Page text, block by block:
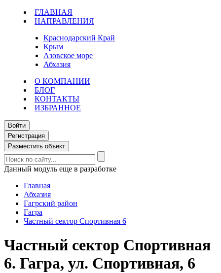
ГЛАВНАЯ
НАПРАВЛЕНИЯ
Краснодарский Край
Крым
Азовское море
Абхазия
О КОМПАНИИ
БЛОГ
КОНТАКТЫ
ИЗБРАННОЕ
Войти
Регистрация
Разместить объект
Данный модуль еще в разработке
Главная
Абхазия
Гагрский район
Гагра
Частный сектор Спортивная 6
Частный сектор Спортивная
6. Гагра, ул. Спортивная, 6